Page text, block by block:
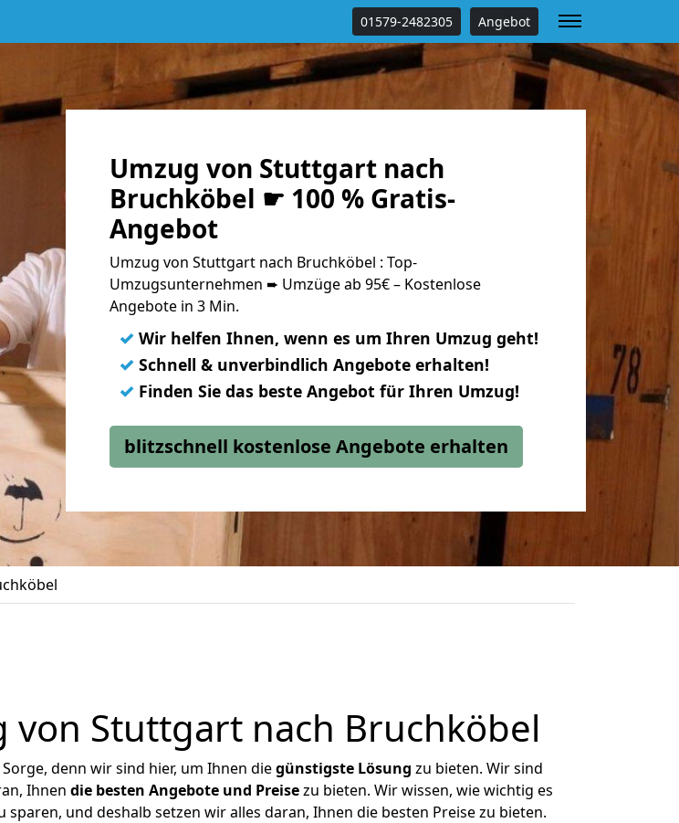
01579-2482305 Angebot
Umzug von Stuttgart nach
Bruchköbel ☛ 100 % Gratis-
Angebot
Umzug von Stuttgart nach Bruchköbel : Top-
Umzugsunternehmen ➨ Umzüge ab 95€ – Kostenlose
Angebote in 3 Min.
✓ Wir helfen Ihnen, wenn es um Ihren Umzug geht!
✓ Schnell & unverbindlich Angebote erhalten!
✓ Finden Sie das beste Angebot für Ihren Umzug!
blitzschnell kostenlose Angebote erhalten
Stuttgart nach Bruchköbel
denn wir sind hier, um Ihnen diegünstigste Lösung zu bieten. Wir sind
Ihnen die besten Angebote und Preisezu bieten. Wir wissen, wie wichtig es
und deshalb setzen wir alles daran, Ihnen die besten Preise zu bieten.